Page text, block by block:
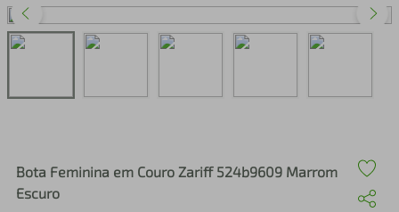
Bota Feminina em Couro Zariff 524b9609 Marrom
Escuro
perfume